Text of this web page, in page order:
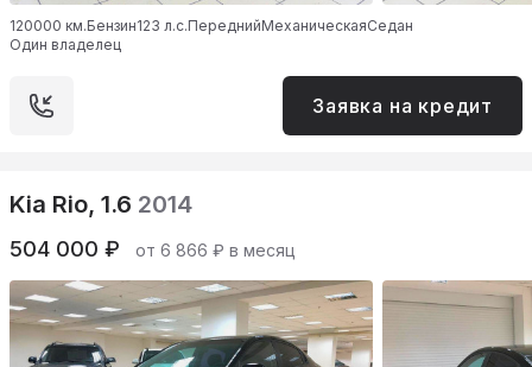
120000 км.Бензин123 л.с.ПереднийМеханическаяСедан
Один владелец
Заявка на кредит
Kia Rio, 1.6 2014
504 000 ₽ от 6 866 ₽ в месяц